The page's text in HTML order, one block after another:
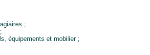
;
équipements et mobilier ;